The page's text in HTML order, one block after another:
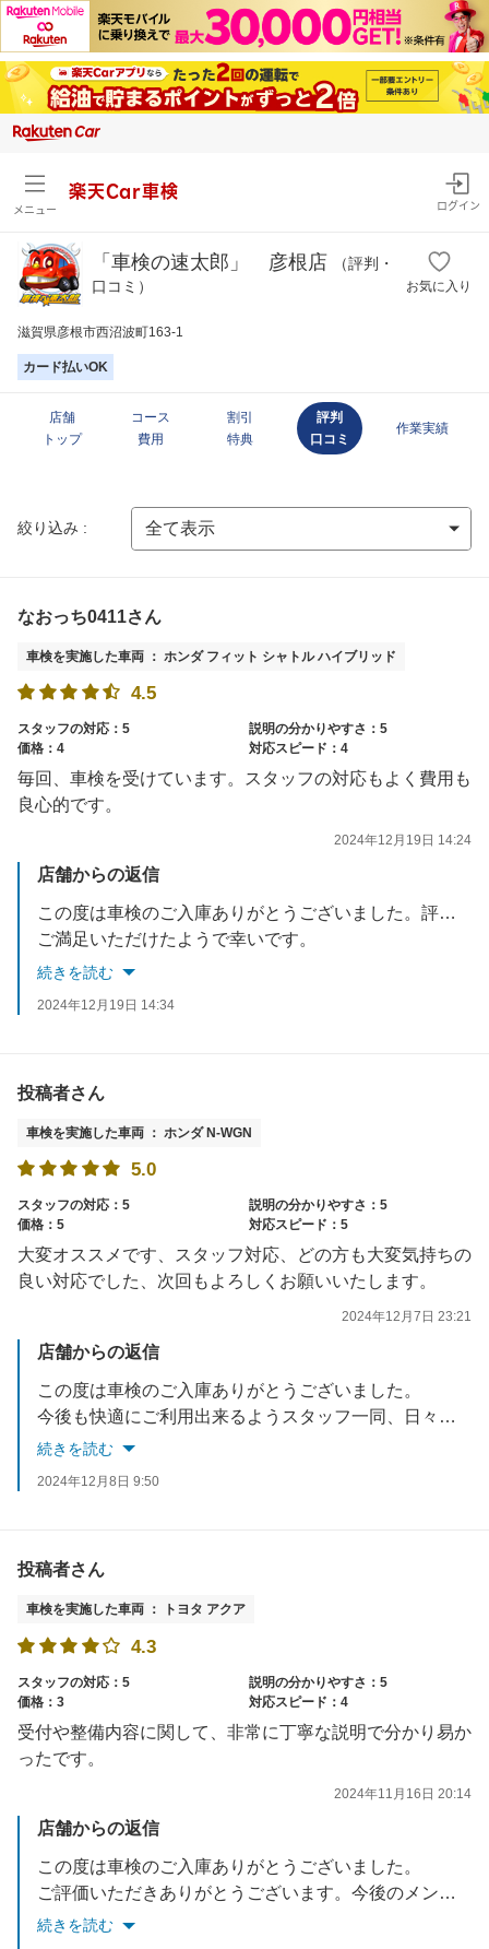
メニュー
楽天Car車検
ログイン
「車検の速太郎」 彦根店
（評判・
口コミ）
お気に入り
滋賀県彦根市西沼波町163-1
カード払いOK
店舗
トップ
コース
費用
割引
特典
評判
口コミ
作業実績
絞り込み :
なおっち0411さん
車検を実施した車両 ： ホンダ フィット シャトル ハイブリッド
4.5
スタッフの対応：5
説明の分かりやすさ：5
価格：4
対応スピード：4
毎回、車検を受けています。スタッフの対応もよく費用も
良心的です。
2024年12月19日 14:24
店舗からの返信
この度は車検のご入庫ありがとうございました。評価も合わせてありがとうございます。
ご満足いただけたようで幸いです。
またのご利用お待ちしております！
続きを読む
2024年12月19日 14:34
投稿者さん
車検を実施した車両 ： ホンダ N-WGN
5.0
スタッフの対応：5
説明の分かりやすさ：5
価格：5
対応スピード：5
大変オススメです、スタッフ対応、どの方も大変気持ちの
良い対応でした、次回もよろしくお願いいたします。
2024年12月7日 23:21
店舗からの返信
この度は車検のご入庫ありがとうございました。
今後も快適にご利用出来るようスタッフ一同、日々改善して参りますので、よろしくお願いいたします。
またのご利用お待ちしております。
続きを読む
2024年12月8日 9:50
投稿者さん
車検を実施した車両 ： トヨタ アクア
4.3
スタッフの対応：5
説明の分かりやすさ：5
価格：3
対応スピード：4
受付や整備内容に関して、非常に丁寧な説明で分かり易か
ったです。
2024年11月16日 20:14
店舗からの返信
この度は車検のご入庫ありがとうございました。
ご評価いただきありがとうございます。今後のメンテナンス等気軽にご相談くださいませ。
またのご利用お待ちしております。
続きを読む